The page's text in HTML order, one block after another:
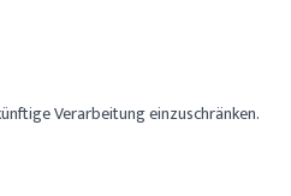
Verarbeitung einzuschränken.